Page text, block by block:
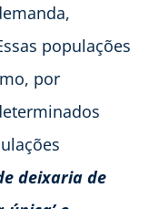
populações
por
deixaria de